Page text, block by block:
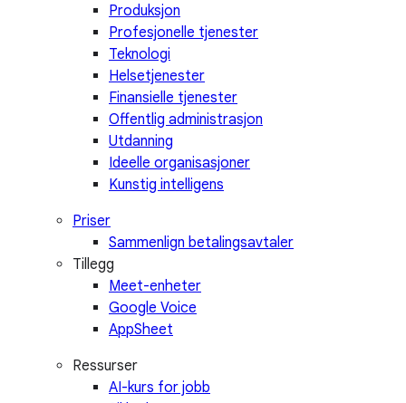
Produksjon
Profesjonelle tjenester
Teknologi
Helsetjenester
Finansielle tjenester
Offentlig administrasjon
Utdanning
Ideelle organisasjoner
Kunstig intelligens
Priser
Sammenlign betalingsavtaler
Tillegg
Meet-enheter
Google Voice
AppSheet
Ressurser
AI-kurs for jobb